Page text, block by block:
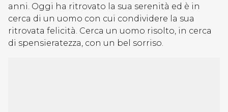
anni. Oggi ha ritrovato la sua serenità ed è in
cerca di un uomo con cui condividere la sua
ritrovata felicità. Cerca un uomo risolto, in cerca
di spensieratezza, con un bel sorriso.